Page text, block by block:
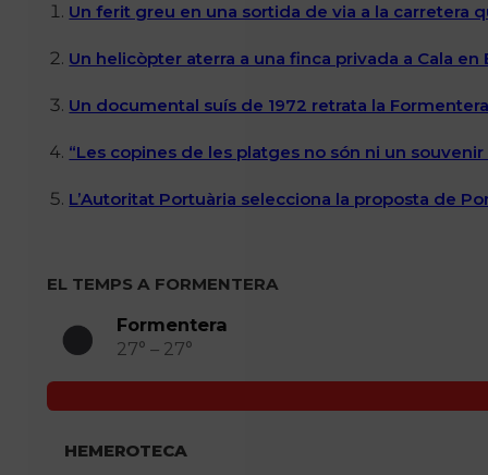
Un ferit greu en una sortida de via a la carretera
Un helicòpter aterra a una finca privada a Cala
Un documental suís de 1972 retrata la
“Les copines de les platges no són ni un
L’Autoritat Portuària selecciona la proposta de
EL TEMPS A FORMENTERA
Formentera
27° – 27°
HEMEROTECA